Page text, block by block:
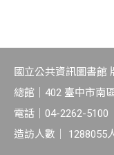
國立公共資訊圖書館
總館｜ 402 臺中市南
電話｜ 04-2262-5100
造訪人數｜ 1288055